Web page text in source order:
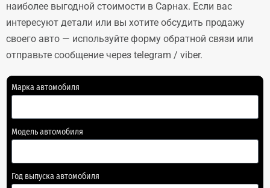
наиболее выгодной стоимости в Сарнах. Если вас
интересуют детали или вы хотите обсудить продажу
своего авто — используйте форму обратной связи или
отправьте сообщение через telegram / viber.
Марка автомобиля
Модель автомобиля
Год выпуска автомобиля